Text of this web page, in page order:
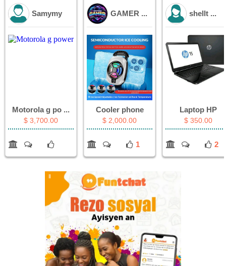
Samymy
Motorola g po ...
$ 3,700.00
GAMER ...
Cooler phone
$ 2,000.00
1
shellt ...
Laptop HP
$ 350.00
2